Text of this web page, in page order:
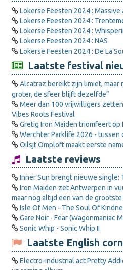
Lokerse Feesten 2024 : Massive
Lokerse Feesten 2024 :
Lokerse Feesten 2024 :
Lokerse Feesten 2024 : NAS
Lokerse Feesten 2024 : De La
Laatste festival
Alcatraz bereikt zijn limiet, maar
groter, de sfeer blijft dezelfde”
Meer dan 100 vrijwilligers
Vibes Roots Festival
Gretig Iron Maiden triomfeert op
Werchter Parklife 2026 - tussen
Oilsjt Omploft maakt eerste
Laatste reviews
Inner Sun brengt nieuwe single:
Iron Maiden zet Antwerpen in
maar nog altijd een van de
Isle Of Men - The Soul Of
Gare Noir - Fear (Wagonmaniac
Sonic Whip - Sonic Whip II
Laatste English
Electro-industrial act Pretty